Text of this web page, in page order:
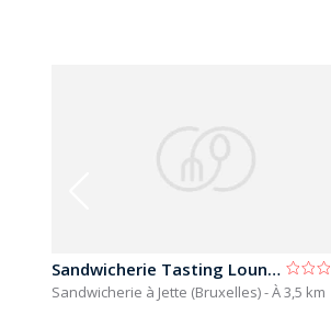
Sandwicherie Tasting Lounge Le 2 Isole
Sandwicherie à Jette (Bruxelles)- À 3,5 km